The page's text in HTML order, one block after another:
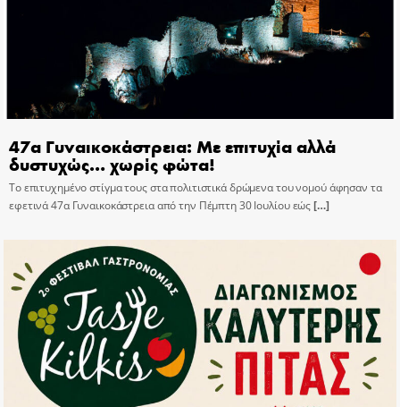
47α Γυναικοκάστρεια: Με επιτυχία αλλά
δυστυχώς… χωρίς φώτα!
Το επιτυχημένο στίγμα τους στα πολιτιστικά δρώμενα του νομού άφησαν τα
εφετινά 47α Γυναικοκάστρεια από την Πέμπτη 30 Ιουλίου εώς[…]